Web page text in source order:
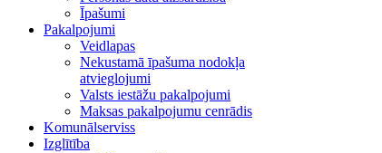
Īpašumi
Pakalpojumi
Veidlapas
Nekustamā īpašuma nodokļa
atvieglojumi
Valsts iestāžu pakalpojumi
Maksas pakalpojumu cenrādis
Komunālserviss
Izglītība